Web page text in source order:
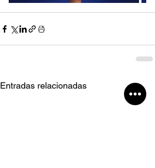
Entradas relacionadas